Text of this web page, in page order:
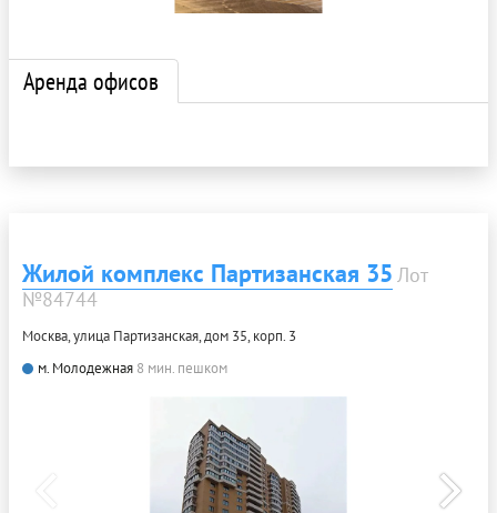
Аренда офисов
Жилой комплекс Партизанская 35 Лот
№84744
Москва, улица Партизанская, дом 35, корп. 3
м. Молодежная 8 мин. пешком